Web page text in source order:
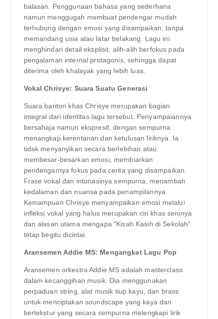
balasan. Penggunaan bahasa yang sederhana
namun menggugah membuat pendengar mudah
terhubung dengan emosi yang disampaikan, tanpa
memandang usia atau latar belakang. Lagu ini
menghindari detail eksplisit, alih-alih berfokus pada
pengalaman internal protagonis, sehingga dapat
diterima oleh khalayak yang lebih luas.
Vokal Chrisye: Suara Suatu Generasi
Suara bariton khas Chrisye merupakan bagian
integral dari identitas lagu tersebut. Penyampaiannya
bersahaja namun ekspresif, dengan sempurna
menangkap kerentanan dan ketulusan liriknya. Ia
tidak menyanyikan secara berlebihan atau
membesar-besarkan emosi, membiarkan
pendengarnya fokus pada cerita yang disampaikan.
Frase vokal dan intonasinya sempurna, menambah
kedalaman dan nuansa pada penampilannya.
Kemampuan Chrisye menyampaikan emosi melalui
infleksi vokal yang halus merupakan ciri khas seninya
dan alasan utama mengapa “Kisah Kasih di Sekolah”
tetap begitu dicintai.
Aransemen Addie MS: Mengangkat Lagu Pop
Aransemen orkestra Addie MS adalah masterclass
dalam kecanggihan musik. Dia menggunakan
perpaduan string, alat musik tiup kayu, dan brass
untuk menciptakan soundscape yang kaya dan
bertekstur yang secara sempurna melengkapi lirik